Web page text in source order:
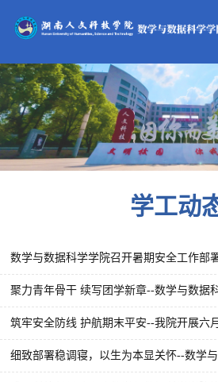
学工动
数学与数据科学学院召开暑期安全工作部
筑牢校园安全坚实防线
聚力青年骨干 续写团学新章--数学与数据
召开团学会学年总结大会
筑牢安全防线 护航期末平安--我院开展六
全大排查
细致部署稳调寝，以生为本显关怀--数学